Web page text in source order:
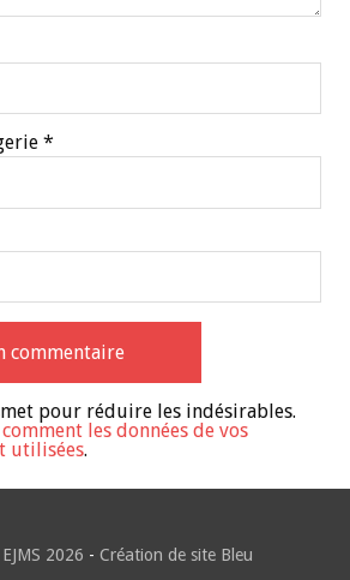
*
pour réduire les indésirables.
les données de vos
utilisées.
2026 - Création de site Bleu